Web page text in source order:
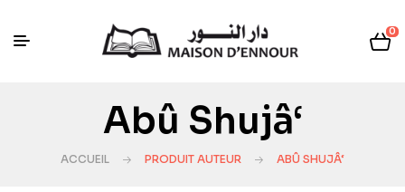
0
Abû Shujâ‘
ACCUEIL PRODUIT AUTEUR ABÛ SHUJÂ‘